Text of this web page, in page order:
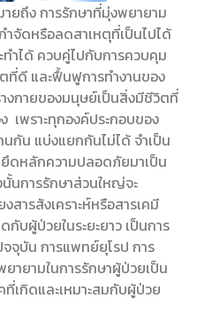
ายถึง การรักษาที่มุ่งพยายาม
จัดหรือลดสาเหตุที่เป็นไปได้
ทำได้ ควบคู่ไปกับการควบคุม
ที่ดี และฟื้นฟูการทำงานของ
งกายของมนุษย์เป็นสิ่งมีชีวิตที่
เพราะทุกองค์ประกอบของ
นกัน แบ่งแยกกันไม่ได้ จำเป็น
ดหลักความปลอดภัยมาเป็น
นการรักษาส่วนใหญ่จะ
สารสังเคราะห์หรือสารเคมี
กับผู้ป่วยในระยะยาว เป็นการ
จุบัน การแพทย์ยุโรป การ
ายามในการรักษาผู้ป่วยเป็น
ที่เกิดและเหมาะสมกับผู้ป่วย